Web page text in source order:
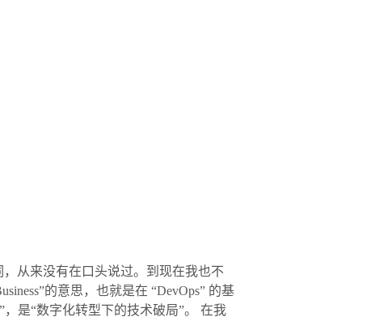
，从来没有在口头说过。到现在我也不
的意思，也就是在 “DevOps” 的基
是“数字化转型下的技术破局”。 在我